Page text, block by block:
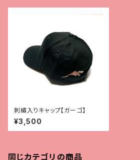
刺繡入りキャップ【ガーゴ】
¥3,500
同じカテゴリの商品